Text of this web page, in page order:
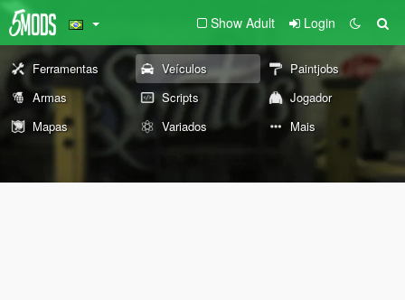
Show Adult Login
Ferramentas Veículos
Paintjobs
Armas
Scripts
Jogador
Mapas
Variados Mais